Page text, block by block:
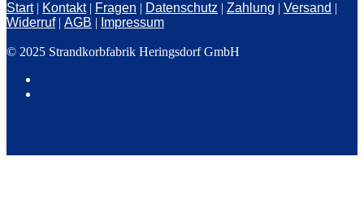
Start| Kontakt| Fragen | Datenschutz | Zahlung | Versand |
Widerruf| AGB | Impressum
© 2025 Strandkorbfabrik Heringsdorf GmbH